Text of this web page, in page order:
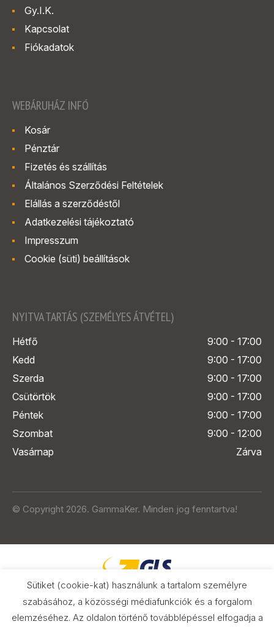
Gy.I.K.
Kapcsolat
Fiókadatok
WEBÁRUHÁZ INFÓ
Kosár
Pénztár
Fizetés és szállítás
Általános Szerződési Feltételek
Elállás a szerződéstől
Adatkezelési tájékoztató
Impresszum
Cookie (süti) beállítások
NYITVA TARTÁS (SZEMÉLYES ÁTVÉTEL)
Hétfő
9:00 - 17:00
Kedd
9:00 - 17:00
Szerda
9:00 - 17:00
Csütörtök
9:00 - 17:00
Péntek
9:00 - 17:00
Szombat
9:00 - 12:00
Vasárnap
Zárva
© Copyright 2026. GammaKer. Minden jog fenntartva!
Árak és paraméterek összehasonlítása
Sütiket (cookie-kat) használunk a tartalom személyre
szabásához, a közösségi médiafunkciók és a forgalom
elemzéséhez. Az oldalon történő továbblépéssel elfogadja a